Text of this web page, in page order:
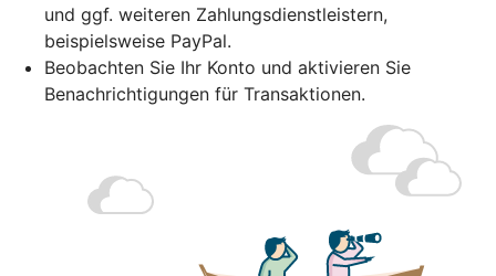
und ggf. weiteren Zahlungsdienstleistern,
beispielsweise PayPal.
Beobachten Sie Ihr Konto und aktivieren Sie
Benachrichtigungen für Transaktionen.